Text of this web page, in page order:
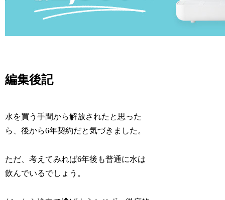
編集後記
水を買う手間から解放されたと思った
ら、後から6年契約だと気づきました。
ただ、考えてみれば6年後も普通に水は
飲んでいるでしょう。